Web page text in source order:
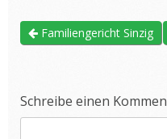
Familiengericht Sinzig
Schreibe einen